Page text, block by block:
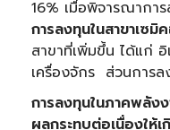
16% เมื่อพิจารณากา
การลงทุนในสาขาเซ
สาขาที่เพิ่มขึ้น ได้แก่
เครื่องจักร ส่วนการ
การลงทุนในภาคพลัง
ผลกระทบต่อเนื่องให้เ